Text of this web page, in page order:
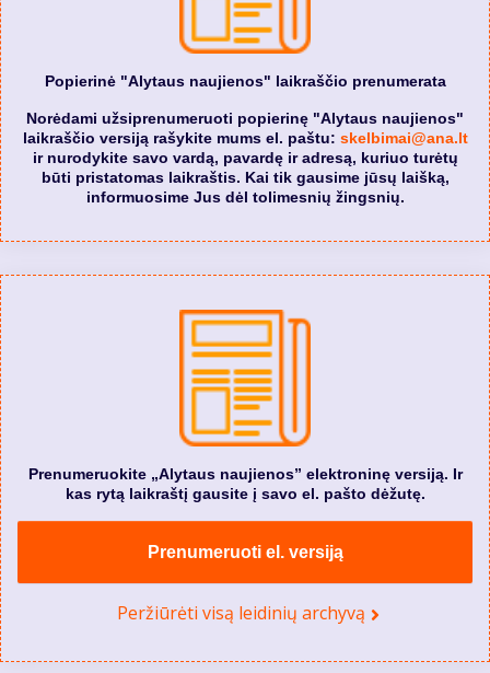
Popierinė "Alytaus naujienos" laikraščio prenumerata
Norėdami užsiprenumeruoti popierinę "Alytaus naujienos"
laikraščio versiją rašykite mums el. paštu: skelbimai@ana.lt
ir nurodykite savo vardą, pavardę ir adresą, kuriuo turėtų
būti pristatomas laikraštis. Kai tik gausime jūsų laišką,
informuosime Jus dėl tolimesnių žingsnių.
Prenumeruokite „Alytaus naujienos” elektroninę versiją. Ir
kas rytą laikraštį gausite į savo el. pašto dėžutę.
Prenumeruoti el. versiją
Peržiūrėti visą leidinių archyvą